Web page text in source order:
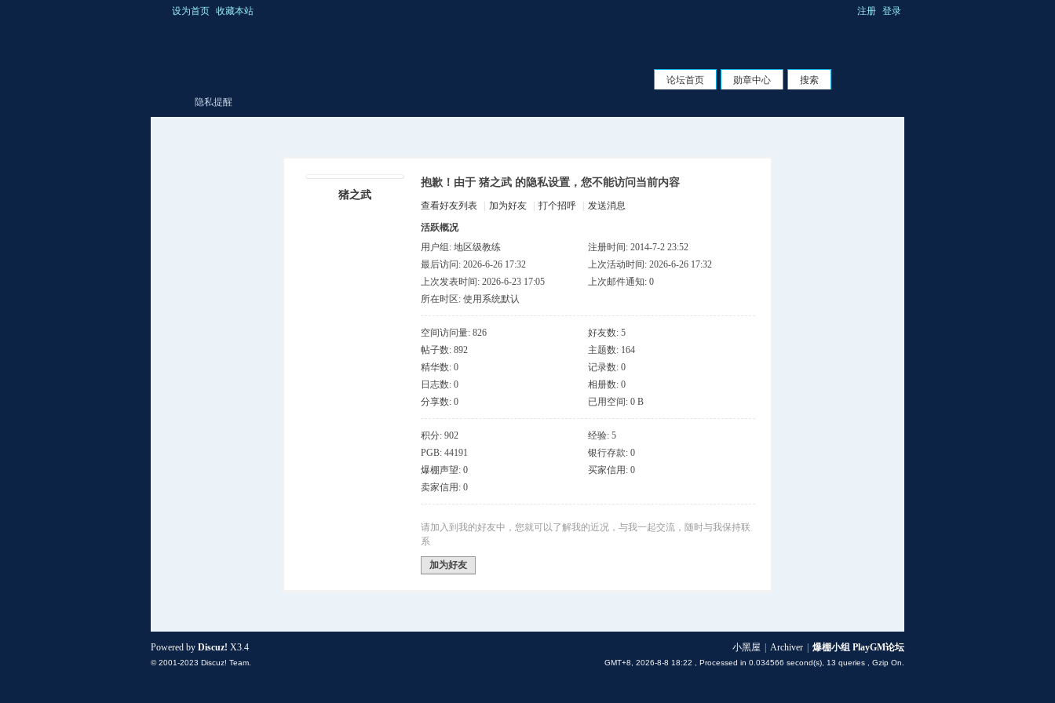
设为首页 收藏本站 注册 登录
论坛首页 勋章中心 搜索
隐私提醒
猪之武
抱歉！由于 猪之武 的隐私设置，您不能访问当前内容
查看好友列表 加为好友 打个招呼
发送消息
活跃概况
用户组: 地区级教练
注册时间: 2014-7-2 23:52
最后访问: 2026-6-26 17:32
上次活动时间: 2026-6-26 17:32
上次发表时间: 2026-6-23 17:05
上次邮件通知: 0
所在时区: 使用系统默认
空间访问量: 826
好友数: 5
帖子数: 892
主题数: 164
精华数: 0
记录数: 0
日志数: 0
相册数: 0
分享数: 0
已用空间: 0 B
积分: 902
经验: 5
PGB: 44191
银行存款: 0
爆棚声望: 0
买家信用: 0
卖家信用: 0
请加入到我的好友中，您就可以了解我的近况，与我一起交流，随时与我保持联
系
加为好友
小黑屋 Archiver 爆棚小组 PlayGM论坛
GMT+8, 2026-8-8 18:22 , Processed in 0.034566 second(s), 13 queries , Gzip On.
Powered by Discuz! X3.4
© 2001-2023 Discuz! Team